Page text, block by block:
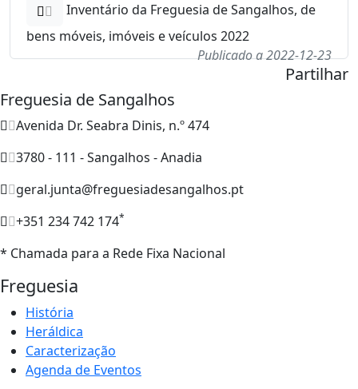
Inventário da Freguesia de Sangalhos, de
bens móveis, imóveis e veículos 2022
Publicado a 2022-12-23
Partilhar
Freguesia de Sangalhos
Avenida Dr. Seabra Dinis, n.º 474
3780 - 111 - Sangalhos - Anadia
geral.junta@freguesiadesangalhos.pt
+351 234 742 174*
* Chamada para a Rede Fixa Nacional
Freguesia
História
Heráldica
Caracterização
Agenda de Eventos